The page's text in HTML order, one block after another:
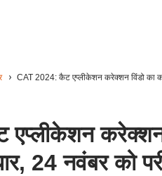
CAT 2024: कैट एप्लीकेशन करेक्शन विंडो का
करेक्शन
24 नवंबर को